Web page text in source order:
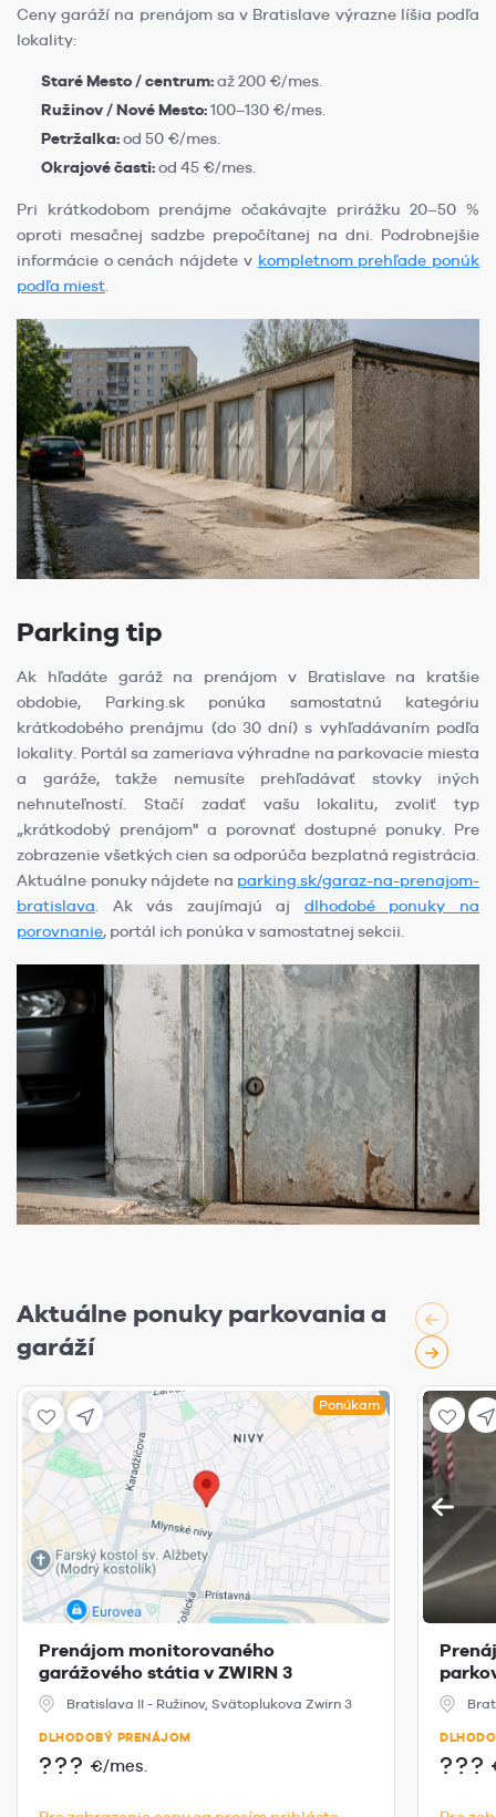
Ceny garáží na prenájom sa v Bratislave výrazne líšia podľa
lokality:
Staré Mesto / centrum:až 200 €/mes.
Ružinov / Nové Mesto:100–130 €/mes.
Petržalka:od 50 €/mes.
Okrajové časti:od 45 €/mes.
Pri krátkodobom prenájme očakávajte prirážku 20–50 %
oproti mesačnej sadzbe prepočítanej na dni. Podrobnejšie
informácie o cenách nájdete v kompletnom prehľade ponúk
podľa miest
Parking tip
Ak hľadáte garáž na prenájom v Bratislave na kratšie
obdobie, Parking.sk ponúka samostatnú kategóriu
krátkodobého prenájmu (do 30 dní) s vyhľadávaním podľa
lokality. Portál sa zameriava výhradne na parkovacie miesta
a garáže, takže nemusíte prehľadávať stovky iných
nehnuteľností. Stačí zadať vašu lokalitu, zvoliť typ
„krátkodobý prenájom" a porovnať dostupné ponuky. Pre
zobrazenie všetkých cien sa odporúča bezplatná registrácia.
Aktuálne ponuky nájdete na parking.sk/garaz-na-prenajom-
bratislava . Ak vás zaujímajú aj dlhodobé ponuky na
porovnanie, portál ich ponúka v samostatnej sekcii.
Aktuálne ponuky parkovania a
garáží
Ponúkam
Prenájom monitorovaného
garážového státia v ZWIRN 3
Bratislava II - Ružinov, Svätoplukova Zwirn 3
DLHODOBÝ PRENÁJOM
??? €/mes. ???